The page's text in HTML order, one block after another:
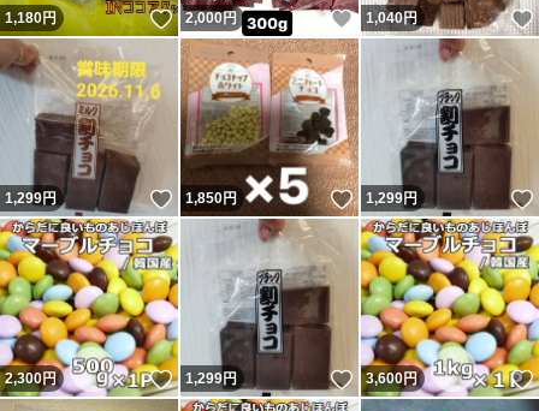
1,180円 いいね！
2,000円 いいね！
1,040円
1,299円 いいね！
1,850円 いいね！
1,299円
2,300円 いいね！
1,299円 いいね！
3,600円